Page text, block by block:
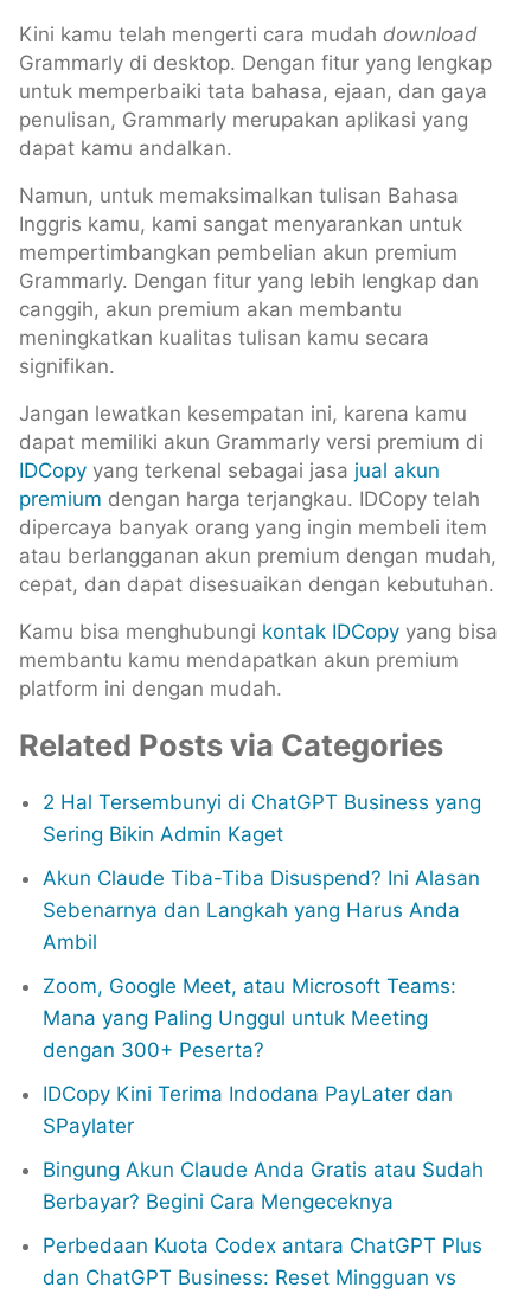
Kini kamu telah mengerti cara mudah download
Grammarly di desktop. Dengan fitur yang lengkap
untuk memperbaiki tata bahasa, ejaan, dan gaya
penulisan, Grammarly merupakan aplikasi yang
dapat kamu andalkan.
Namun, untuk memaksimalkan tulisan Bahasa
Inggris kamu, kami sangat menyarankan untuk
mempertimbangkan pembelian akun premium
Grammarly. Dengan fitur yang lebih lengkap dan
canggih, akun premium akan membantu
meningkatkan kualitas tulisan kamu secara
signifikan.
Jangan lewatkan kesempatan ini, karena kamu
dapat memiliki akun Grammarly versi premium di
IDCopy yang terkenal sebagai jasa jual akun
premium dengan harga terjangkau. IDCopy telah
dipercaya banyak orang yang ingin membeli item
atau berlangganan akun premium dengan mudah,
cepat, dan dapat disesuaikan dengan kebutuhan.
Kamu bisa menghubungi kontak IDCopy yang bisa
membantu kamu mendapatkan akun premium
platform ini dengan mudah.
Related Posts via Categories
2 Hal Tersembunyi di ChatGPT Business yang
Sering Bikin Admin Kaget
Akun Claude Tiba-Tiba Disuspend? Ini Alasan
Sebenarnya dan Langkah yang Harus Anda
Ambil
Zoom, Google Meet, atau Microsoft Teams:
Mana yang Paling Unggul untuk Meeting
dengan 300+ Peserta?
IDCopy Kini Terima Indodana PayLater dan
SPaylater
Bingung Akun Claude Anda Gratis atau Sudah
Berbayar? Begini Cara Mengeceknya
Perbedaan Kuota Codex antara ChatGPT Plus
dan ChatGPT Business: Reset Mingguan vs